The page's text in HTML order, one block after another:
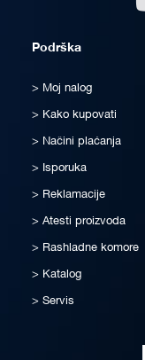
Podrška
Moj nalog
Kako kupovati
Načini plaćanja
Isporuka
Reklamacije
Atesti proizvoda
Rashladne komore
Katalog
Servis